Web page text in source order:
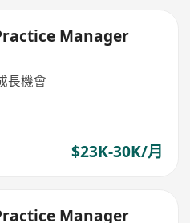
Manager
長機會
$23K-30K/月
Manager